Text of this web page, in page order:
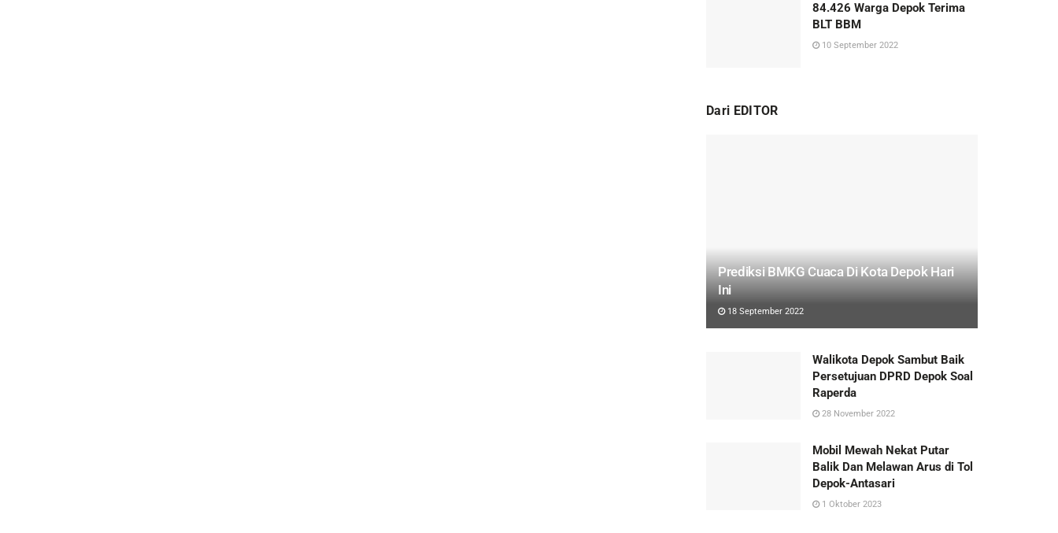
84.426 Warga Depok Terima
BLT BBM
10 September 2022
Dari EDITOR
Prediksi BMKG Cuaca Di Kota Depok Hari
Ini
18 September 2022
Walikota Depok Sambut Baik
Persetujuan DPRD Depok Soal
Raperda
28 November 2022
Mobil Mewah Nekat Putar
Balik Dan Melawan Arus di Tol
Depok-Antasari
1 Oktober 2023